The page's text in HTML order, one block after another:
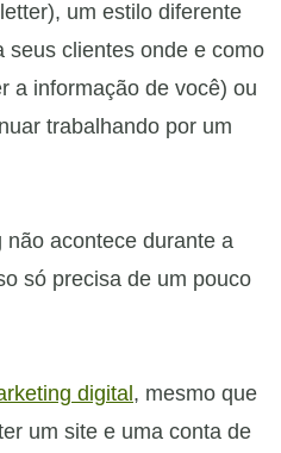
um estilo diferente
seus clientes onde e como
a informação de você) ou
trabalhando por um
acontece durante a
só precisa de um pouco
digital , mesmo que
um site e uma conta de